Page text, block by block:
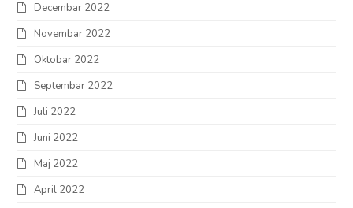
Decembar 2022
Novembar 2022
Oktobar 2022
Septembar 2022
Juli 2022
Juni 2022
Maj 2022
April 2022